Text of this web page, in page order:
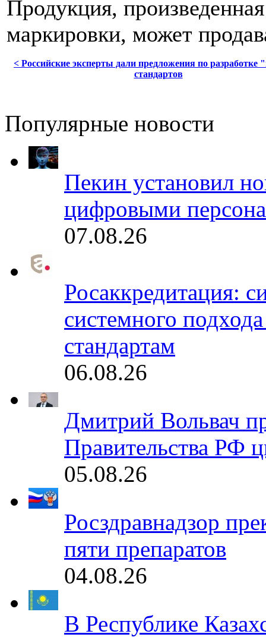
Продукция,
маркировки, может
< Российские эксперты дали предложения по разработке
стандартов
Популярные новости
Пекин установил
цифровыми
07.08.26
Росаккредитация:
системного
стандартам
06.08.26
Дмитрий Вольвач
Правительства РФ
05.08.26
Росздравнадзор
пяти препаратов
04.08.26
В Республике